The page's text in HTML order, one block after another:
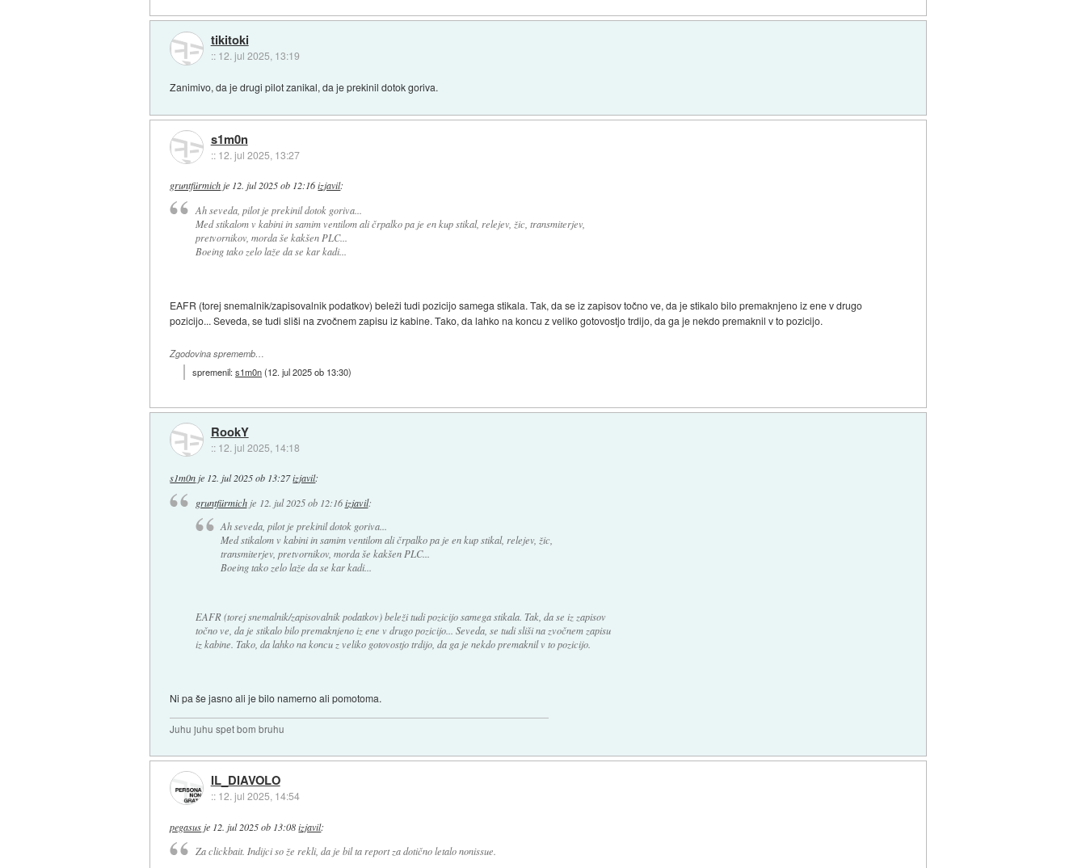
tikitoki
:: 12. jul 2025, 13:19
Zanimivo, da je drugi pilot zanikal, da je prekinil dotok goriva.
s1m0n
:: 12. jul 2025, 13:27
gruntfürmichje 12. jul 2025 ob 12:16 izjavil:
Ah seveda, pilot je prekinil dotok goriva...
Med stikalom v kabini in samim ventilom ali črpalko pa je en kup stikal, relejev, žic, transmiterjev,
pretvornikov, morda še kakšen PLC...
Boeing tako zelo laže da se kar kadi...
EAFR (torej snemalnik/zapisovalnik podatkov) beleži tudi pozicijo samega stikala. Tak, da se iz zapisov točno ve, da je stikalo bilo premaknjeno iz ene v drugo
pozicijo... Seveda, se tudi sliši na zvočnem zapisu iz kabine. Tako, da lahko na koncu z veliko gotovostjo trdijo, da ga je nekdo premaknil v to pozicijo.
Zgodovina sprememb…
spremenil:s1m0n(12. jul 2025 ob 13:30)
RookY
:: 12. jul 2025, 14:18
s1m0nje 12. jul 2025 ob 13:27izjavil:
gruntfürmichje 12. jul 2025 ob 12:16 izjavil:
Ah seveda, pilot je prekinil dotok goriva...
Med stikalom v kabini in samim ventilom ali črpalko pa je en kup stikal, relejev, žic,
transmiterjev, pretvornikov, morda še kakšen PLC...
Boeing tako zelo laže da se kar kadi...
EAFR (torej snemalnik/zapisovalnik podatkov) beleži tudi pozicijo samega stikala. Tak, da se iz zapisov
točno ve, da je stikalo bilo premaknjeno iz ene v drugo pozicijo... Seveda, se tudi sliši na zvočnem zapisu
iz kabine. Tako, da lahko na koncu z veliko gotovostjo trdijo, da ga je nekdo premaknil v to pozicijo.
Ni pa še jasno ali je bilo namerno ali pomotoma.
Juhu juhu spet bom bruhu
IL_DIAVOLO
:: 12. jul 2025, 14:54
pegasus je 12. jul 2025 ob 13:08 izjavil:
Za clickbait. Indijci so že rekli, da je bil ta report za dotično letalo nonissue.